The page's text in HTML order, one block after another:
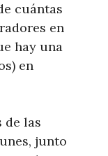
cuántas
en
hay una
en
de las
junto